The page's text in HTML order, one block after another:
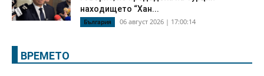
находището “Хан...
България 06 август 2026 | 17:00:14
ВРЕМЕТО